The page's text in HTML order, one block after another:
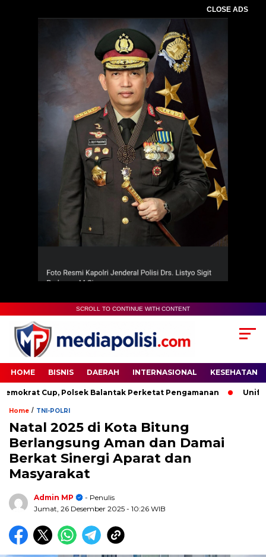
CLOSE ADS
SCROLL TO CONTINUE WITH CONTENT
HOME BISNIS DAERAH INTERNASIONAL KESEHATAN
Cup, Polsek Balantak Perketat Pengamanan Unifying
Home / TNI-POLRI
Natal 2025 di Kota Bitung
Berlangsung Aman dan Damai
Berkat Sinergi Aparat dan
Masyarakat
Admin MP
- Penulis
Jumat, 26 Desember 2025 - 10:26 WIB